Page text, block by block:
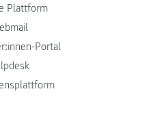
Plattform
Portal